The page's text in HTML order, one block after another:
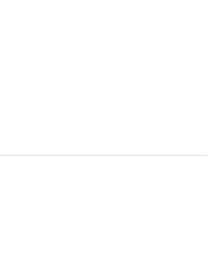
ул. Ленина, 60